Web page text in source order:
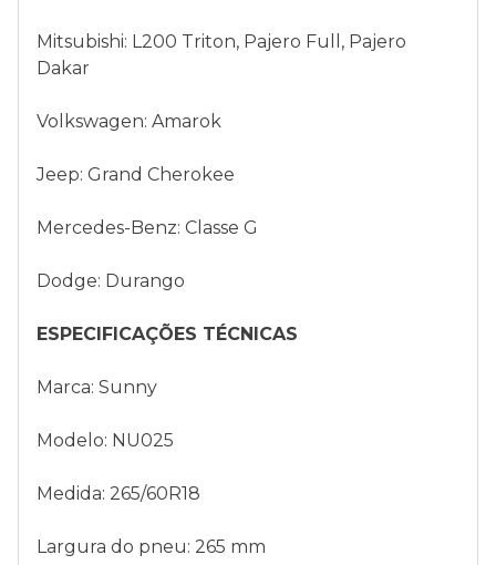
Mitsubishi: L200 Triton, Pajero Full, Pajero
Dakar
Volkswagen: Amarok
Jeep: Grand Cherokee
Mercedes-Benz: Classe G
Dodge: Durango
ESPECIFICAÇÕES TÉCNICAS
Marca: Sunny
Modelo: NU025
Medida: 265/60R18
Largura do pneu: 265 mm